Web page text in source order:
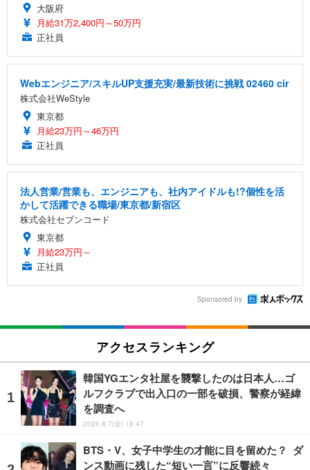
大阪府
月給31万2,400円～50万円
正社員
Webエンジニア/スキルUP支援充実/最新技術に挑戦 02460 cir
株式会社WeStyle
東京都
月給23万円～46万円
正社員
法人営業/営業も、エンジニアも、社内アイドルも!?個性を活
かして活躍できる職場/東京都/新宿区
株式会社セブンコード
東京都
月給23万円～
正社員
Sponsored by
アクセスランキング
韓国YGエンタ社屋を襲撃したのは日本人…ゴ
ルフクラブで出入口の一部を破損、警察が経緯
を調査へ
2026.8.7(金) 18:47
BTS・V、女子中学生の才能に目を留めた？ ダ
ンス動画に残した“短い一言”に反響続々